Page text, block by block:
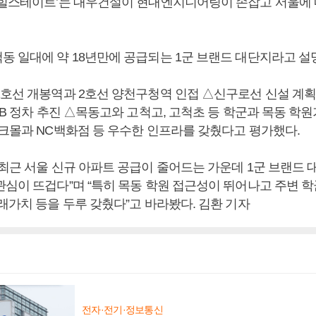
일대에 약 18년만에 공급되는 1군 브랜드 대단지라고
선 개봉역과 2호선 양천구청역 인접 △신구로선 신설 계
정차 추진 △목동고와 고척고, 고척초 등 학군과 목동 학
몰과 NC백화점 등 우수한 인프라를 갖췄다고 평가했다.
근 서울 신규 아파트 공급이 줄어드는 가운데 1군 브랜드
이 뜨겁다”며 “특히 목동 학원 접근성이 뛰어나고 주변
가치 등을 두루 갖췄다”고 바라봤다. 김환 기자
전자·전기·정보통신